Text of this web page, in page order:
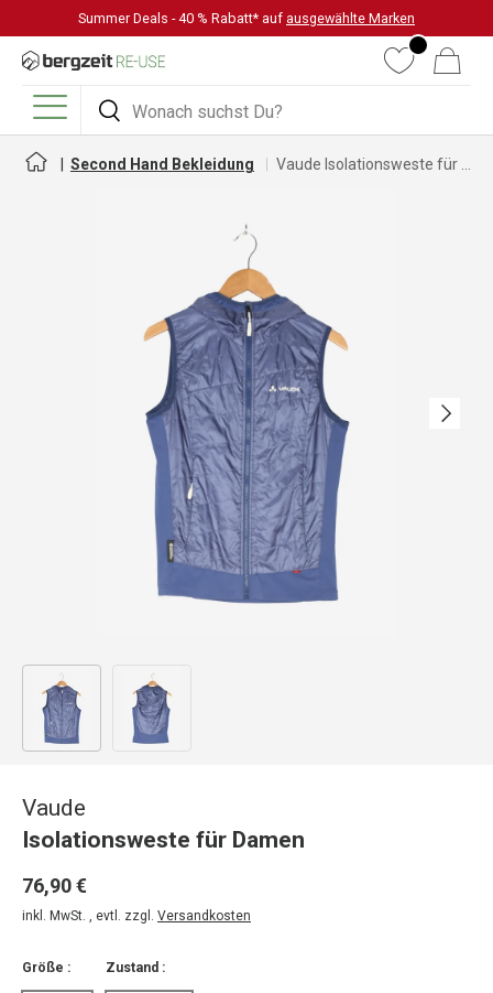
DIREKT ZUM INHALT
Summer Deals - 40 % Rabatt* auf ausgewählte Marken
Suchen
Suchen
WunschlisteWarenkorb
Menü
Second Hand Bekleidung
Nächste
Bild 1 in Galerieansicht laden
Vaude
Isolationsweste für Damen
76,90 €
inkl. MwSt. , evtl. zzgl. Versandkosten
Größe : Zustand :